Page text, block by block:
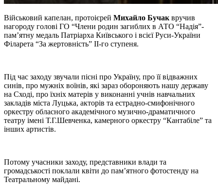
Військовий капелан, протоієрей Михайло Бучак вручив
нагороду голові ГО “Члени родин загиблих в АТО “Надія”-
пам’ятну медаль Патріарха Київського і всієї Руси-України
Філарета “За жертовність” ІІ-го ступеня.
Під час заходу звучали пісні про Україну, про її відважних
синів, про мужніх воїнів, які зараз обороняють нашу державу
на Сході, про їхніх матерів у виконанні учнів навчальних
закладів міста Луцька, акторів та естрадно-смифонічного
оркестру обласного академічного музично-драматичного
театру імені Т.Г.Шевченка, камерного оркестру “Кантабіле” та
інших артистів.
Потому учасники заходу, представники влади та
громадськості поклали квіти до пам’ятного фотостенду на
Театральному майдані.